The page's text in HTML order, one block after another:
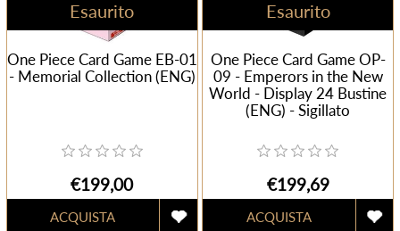
Esaurito
One Piece Card Game EB-01
- Memorial Collection (ENG)
€199,00
Esaurito
One Piece Card Game OP-
09 - Emperors in the New
World - Display 24 Bustine
(ENG) - Sigillato
€199,69